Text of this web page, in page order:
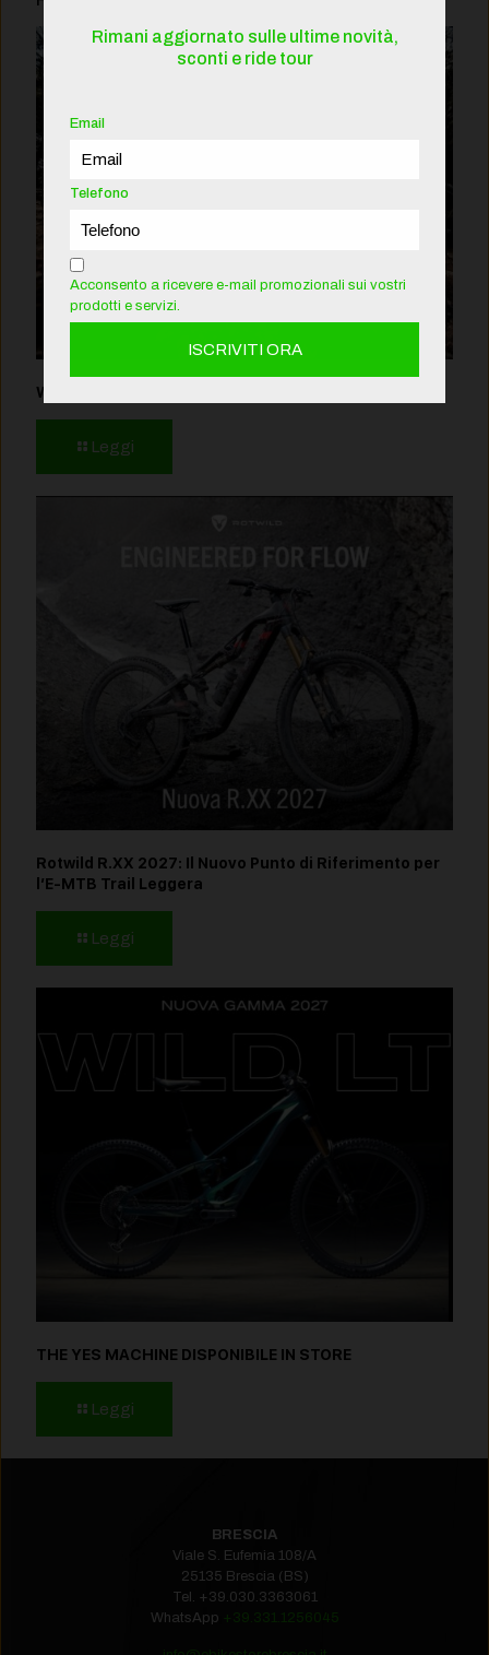
Wild TR 2027
Leggi
Rotwild R.XX 2027: Il Nuovo Punto di Riferimento per
l’E-MTB Trail Leggera
Leggi
THE YES MACHINE DISPONIBILE IN STORE
Leggi
BRESCIA
Viale S. Eufemia 108/A
25135 Brescia (BS)
Tel. +39.030.3363061
WhatsApp +39.331.1256045
Rimani aggiornato sulle ultime novità,
sconti e ride tour
Email
Telefono
Acconsento a ricevere e-mail promozionali sui vostri
prodotti e servizi.